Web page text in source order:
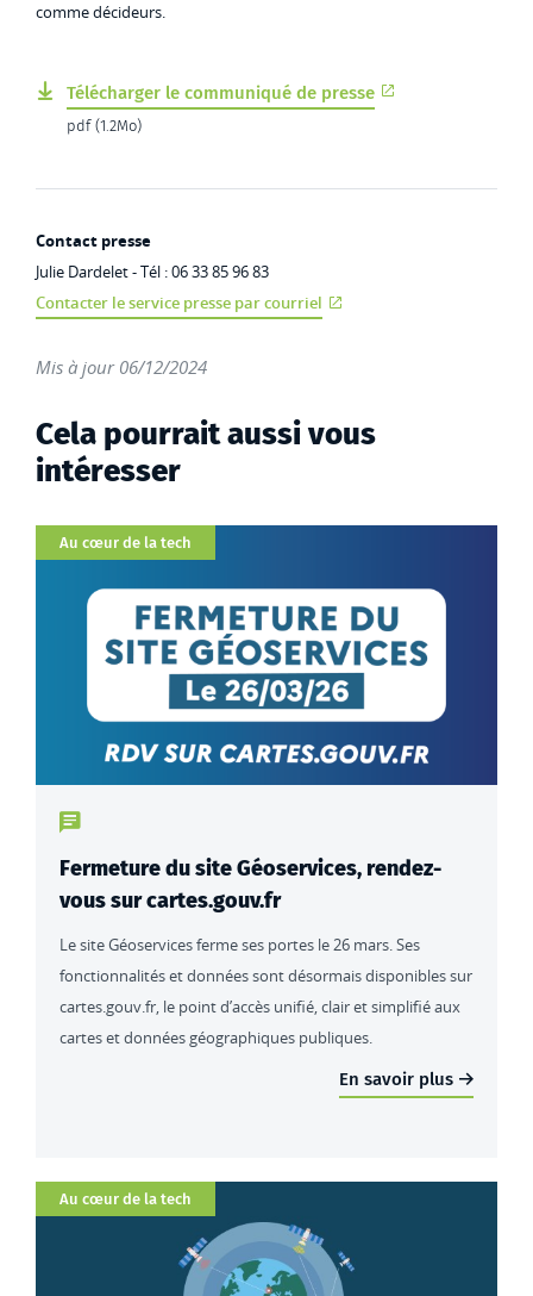
comme décideurs.
Télécharger le communiqué de presse
pdf (1.2Mo)
Contact presse
Julie Dardelet - Tél : 06 33 85 96 83
Contacter le service presse par courriel
Mis à jour 06/12/2024
Cela pourrait aussi vous
intéresser
Catégorie
Au cœur de la tech
Type de contenu : actualités
Fermeture du site Géoservices, rendez-
vous sur cartes.gouv.fr
Le site Géoservices ferme ses portes le 26 mars. Ses
fonctionnalités et données sont désormais disponibles sur
cartes.gouv.fr, le point d’accès unifié, clair et simplifié aux
cartes et données géographiques publiques.
En savoir plus
Catégorie
Au cœur de la tech